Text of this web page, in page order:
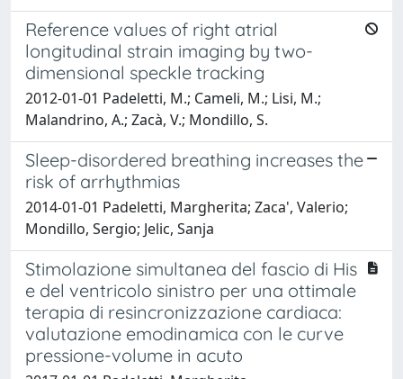
Reference values of right atrial
longitudinal strain imaging by two-
dimensional speckle tracking
2012-01-01 Padeletti, M.; Cameli, M.; Lisi, M.;
Malandrino, A.; Zacà, V.; Mondillo, S.
Sleep-disordered breathing increases the
risk of arrhythmias
2014-01-01 Padeletti, Margherita; Zaca', Valerio;
Mondillo, Sergio; Jelic, Sanja
Stimolazione simultanea del fascio di His
e del ventricolo sinistro per una ottimale
terapia di resincronizzazione cardiaca:
valutazione emodinamica con le curve
pressione-volume in acuto